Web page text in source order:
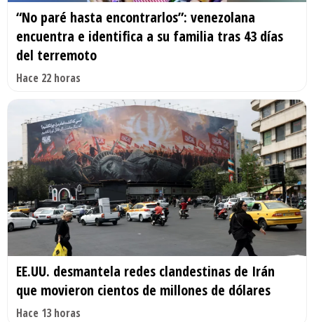
“No paré hasta encontrarlos”: venezolana
encuentra e identifica a su familia tras 43 días
del terremoto
Hace 22 horas
EE.UU. desmantela redes clandestinas de Irán
que movieron cientos de millones de dólares
Hace 13 horas